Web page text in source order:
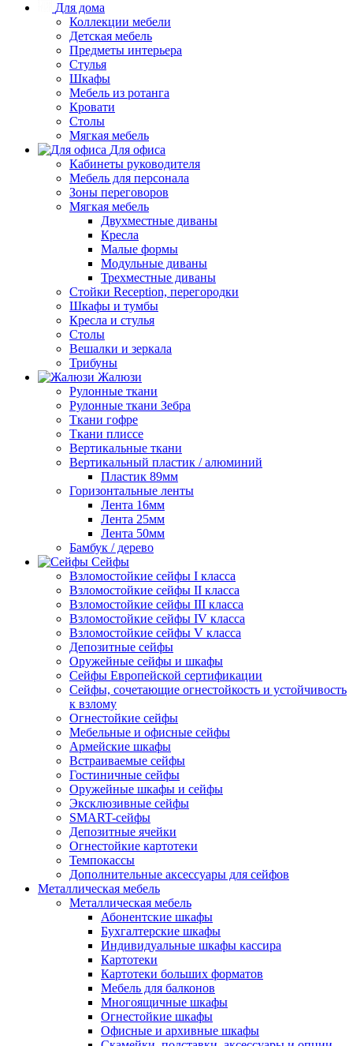
Для дома
Коллекции мебели
Детская мебель
Предметы интерьера
Стулья
Шкафы
Мебель из ротанга
Кровати
Столы
Мягкая мебель
Для офиса
Кабинеты руководителя
Мебель для персонала
Зоны переговоров
Мягкая мебель
Двухместные диваны
Кресла
Малые формы
Модульные диваны
Трехместные диваны
Стойки Reception, перегородки
Шкафы и тумбы
Кресла и стулья
Столы
Вешалки и зеркала
Трибуны
Жалюзи
Рулонные ткани
Рулонные ткани Зебра
Ткани гофре
Ткани плиссе
Вертикальные ткани
Вертикальный пластик / алюминий
Пластик 89мм
Горизонтальные ленты
Лента 16мм
Лента 25мм
Лента 50мм
Бамбук / дерево
Сейфы
Взломостойкие сейфы I класса
Взломостойкие сейфы II класса
Взломостойкие сейфы III класса
Взломостойкие сейфы IV класса
Взломостойкие сейфы V класса
Депозитные сейфы
Оружейные сейфы и шкафы
Сейфы Европейской сертификации
Сейфы, сочетающие огнестойкость и устойчивость
к взлому
Огнестойкие сейфы
Мебельные и офисные сейфы
Армейские шкафы
Встраиваемые сейфы
Гостиничные сейфы
Оружейные шкафы и сейфы
Эксклюзивные сейфы
SMART-сейфы
Депозитные ячейки
Огнестойкие картотеки
Темпокассы
Дополнительные аксессуары для сейфов
Металлическая мебель
Металлическая мебель
Абонентские шкафы
Бухгалтерские шкафы
Индивидуальные шкафы кассира
Картотеки
Картотеки больших форматов
Мебель для балконов
Многоящичные шкафы
Огнестойкие шкафы
Офисные и архивные шкафы